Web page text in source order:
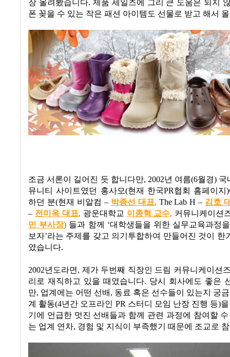
장 올려봤습니다. 제품 세일즈에 그리 큰 도움은 되지
폰 꽂을 수 있는 작은 패션 아이템도 선물로 받고 해서
조금 서론이 길어진 듯 합니다만, 2002년 여름(6월경) 국
뮤니티 사이트였던 홍사모(현재 한국PR협회 홈페이지)
하던 분(현재 비알컴 – 박종선 대표, The Lab H – 김호
– 전미옥 대표, 광운대학교 이종혁 교수, 커뮤니케이션
민 부사장) 들과 함께 ‘대학생들을 위한 실무교육과정
보자’라는 주제를 갖고 의기투합하여 만들어진 것이 한
였습니다.
2002년도라면 , 제가 두번째 직장인 드림 커뮤니케이션
리로 재직하고 있을 때였습니다. 당시 회사에도 좋은
만, 업계에는 어떤 선배 , 동료 혹은 선수들이 있는지 궁
계 활동(4년간 오프라인 PR 스터디 모임 난장 진행 등)
기에 언급한 멋진 선배들과 함께 관련 과정에 참여할
는 업계 연차, 경험 및 지식이 부족했기 때문에 조교로